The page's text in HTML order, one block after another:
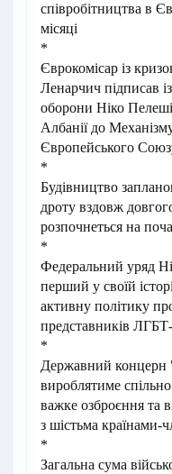
співробітництва в
місяці
*
Єврокомісар із
Ленарчич підписав
оборони Ніко
Албанії до
Європейського
*
Будівництво
дроту вздовж
розпочнеться на
*
Федеральний уряд
перший у своїй
активну політику
представників
*
Державний
вироблятиме
важке озброєння та
з шістьма
*
Загальна сума